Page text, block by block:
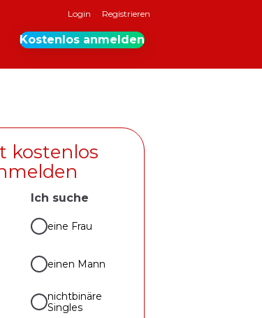
Login Registrieren
Kostenlos anmelden
kostenlos
Ich suche
eine Frau
einen Mann
nichtbinäre
Singles